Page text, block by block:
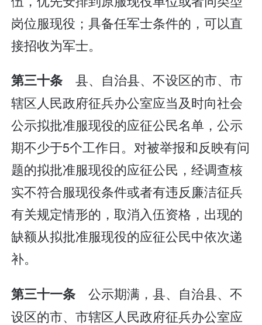
岗位服现役；具备任军士条件的，可以直
接招收为军士。
第三十条 县、自治县、不设区的市、市
辖区人民政府征兵办公室应当及时向社会
公示拟批准服现役的应征公民名单，公示
期不少于5个工作日。对被举报和反映有问
题的拟批准服现役的应征公民，经调查核
实不符合服现役条件或者有违反廉洁征兵
有关规定情形的，取消入伍资格，出现的
缺额从拟批准服现役的应征公民中依次递
补。
第三十一条 公示期满，县、自治县、不
设区的市、市辖区人民政府征兵办公室应